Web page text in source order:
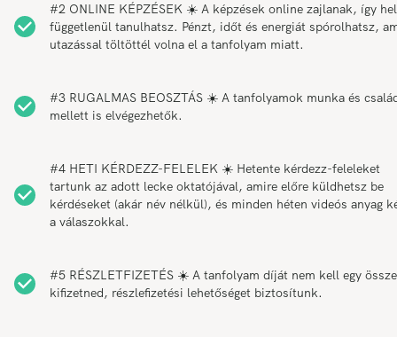
#2 ONLINE KÉPZÉSEK ☀️ A képzések online zajlanak, így
függetlenül tanulhatsz. Pénzt, időt és energiát spórolhatsz,
utazással töltöttél volna el a tanfolyam miatt.
#3 RUGALMAS BEOSZTÁS ☀️ A tanfolyamok munka és
mellett is elvégezhetők.
#4 HETI KÉRDEZZ-FELELEK ☀️ Hetente kérdezz-feleleket
tartunk az adott lecke oktatójával, amire előre küldhetsz be
kérdéseket (akár név nélkül), és minden héten videós anyag
a válaszokkal.
#5 RÉSZLETFIZETÉS ☀️ A tanfolyam díját nem kell egy
kifizetned, részlefizetési lehetőséget biztosítunk.